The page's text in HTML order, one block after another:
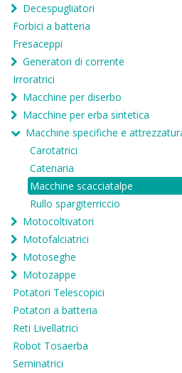
Decespugliatori
Forbici a batteria
Fresaceppi
Generatori di corrente
Irroratrici
Macchine per diserbo
Macchine per erba sintetica
Macchine specifiche e
Carotatrici
Catenaria
Macchine scacciatalpe
Rullo spargiterriccio
Motocoltivatori
Motofalciatrici
Motoseghe
Motozappe
Potatori Telescopici
Potatori a batteria
Reti Livellatrici
Robot Tosaerba
Seminatrici